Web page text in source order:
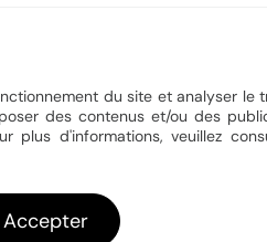
3,99 €
du site et analyser le
des contenus et/ou des
plus d'informations, veuillez
Accepter